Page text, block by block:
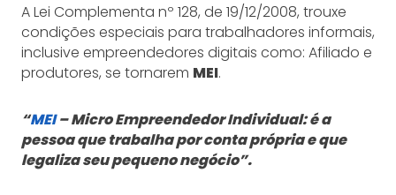
A Lei Complementa nº 128, de 19/12/2008, trouxe
condições especiais para trabalhadores informais,
inclusive empreendedores digitais como: Afiliado e
produtores, se tornarem MEI.
“MEI– Micro Empreendedor Individual: é a
pessoa que trabalha por conta própria e que
legaliza seu pequeno negócio”.